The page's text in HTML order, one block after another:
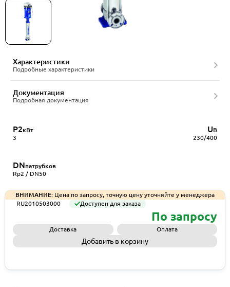
Характеристики
Подробные характеристики
Документация
Подробная документация
P2кВт
3
UВ
230/400
DNпатрубков
Rp2 / DN50
ВНИМАНИЕ: Цена по запросу, точную цену уточняйте у менеджера
RU2010503000
Доступен для заказа
По запросу
Доставка Оплата
Добавить в корзину